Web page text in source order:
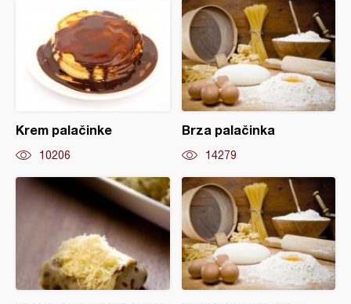
Krem palačinke
10206
Brza palačinka
14279